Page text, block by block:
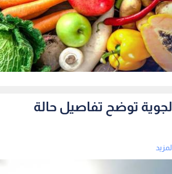
توضح تفاصيل حالة